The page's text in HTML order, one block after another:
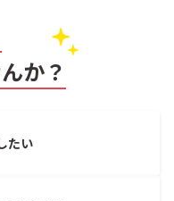
か？
たい